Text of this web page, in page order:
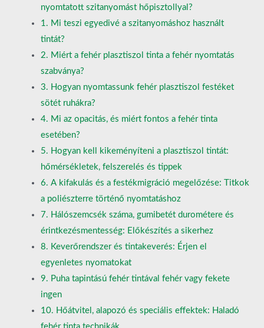
nyomtatott szitanyomást hőpisztollyal?
1. Mi teszi egyedivé a szitanyomáshoz használt
tintát?
2. Miért a fehér plasztiszol tinta a fehér nyomtatás
szabványa?
3. Hogyan nyomtassunk fehér plasztiszol festéket
sötét ruhákra?
4. Mi az opacitás, és miért fontos a fehér tinta
esetében?
5. Hogyan kell kikeményíteni a plasztiszol tintát:
hőmérsékletek, felszerelés és tippek
6. A kifakulás és a festékmigráció megelőzése: Titkok
a poliészterre történő nyomtatáshoz
7. Hálószemcsék száma, gumibetét durométere és
érintkezésmentesség: Előkészítés a sikerhez
8. Keverőrendszer és tintakeverés: Érjen el
egyenletes nyomatokat
9. Puha tapintású fehér tintával fehér vagy fekete
ingen
10. Hőátvitel, alapozó és speciális effektek: Haladó